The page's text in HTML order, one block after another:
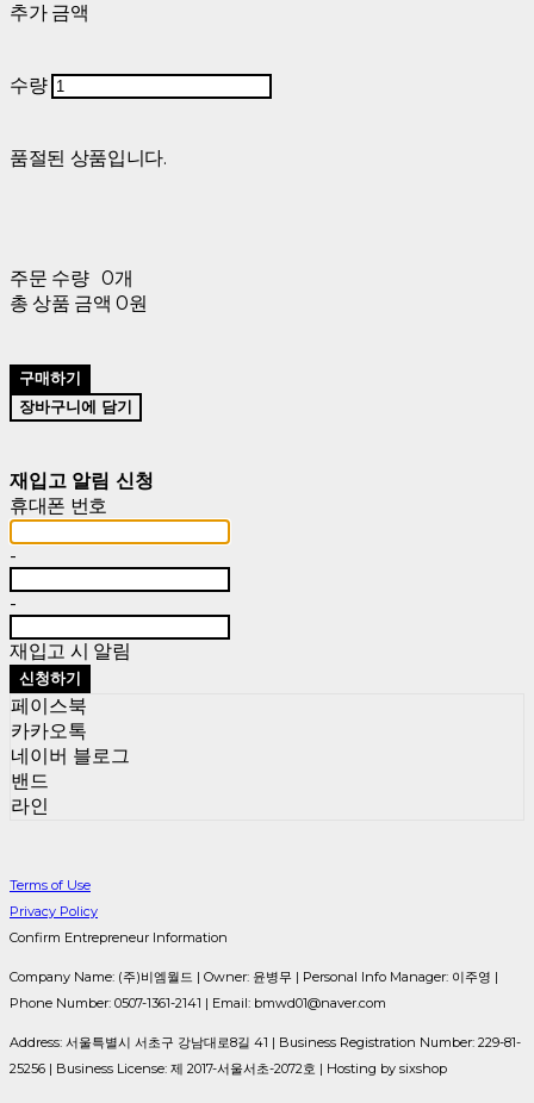
추가 금액
수량
품절된 상품입니다.
주문 수량 0개
총 상품 금액 0원
구매하기
장바구니에 담기
재입고 알림 신청
휴대폰 번호
-
-
재입고 시 알림
신청하기
페이스북
카카오톡
네이버 블로그
밴드
라인
Terms of Use
Privacy Policy
Confirm Entrepreneur Information
Company Name: (주)비엠월드 | Owner: 윤병무 | Personal Info Manager: 이주영 |
Phone Number: 0507-1361-2141 | Email: bmwd01@naver.com
Address: 서울특별시 서초구 강남대로8길 41 | Business Registration Number: 229-81-
25256 | Business License: 제 2017-서울서초-2072호 | Hosting by sixshop